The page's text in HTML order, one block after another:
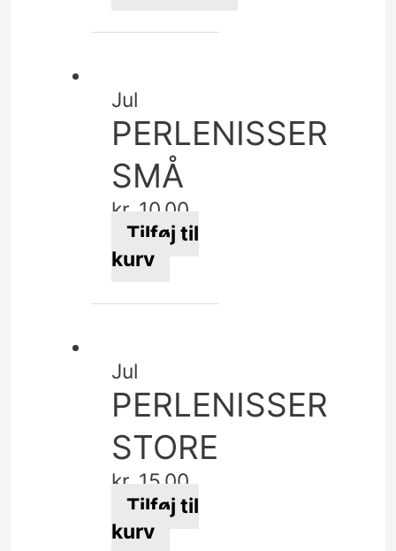
varesiden
vare
flere
varianter.
Mulighederne
kan
vælges
på
varesiden
Jul
PERLENISSER
SMÅ
kr. 10,00
Tilføj til
kurv
Jul
PERLENISSER
STORE
kr. 15,00
Tilføj til
kurv